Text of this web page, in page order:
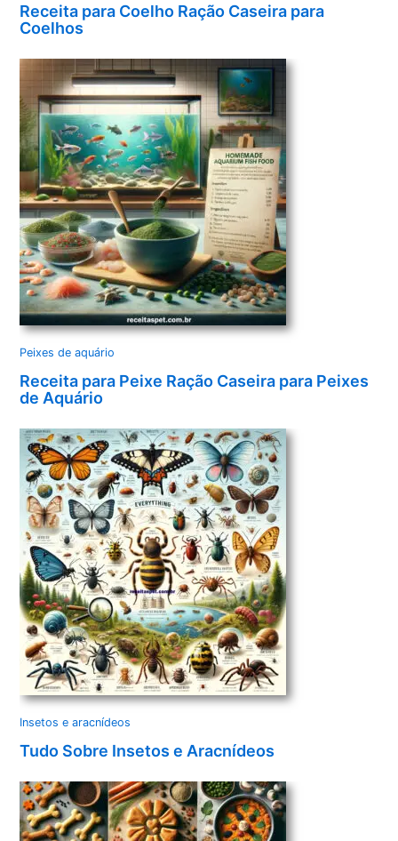
Receita para Coelho Ração Caseira para
Coelhos
Peixes de aquário
Receita para Peixe Ração Caseira para Peixes
de Aquário
Insetos e aracnídeos
Tudo Sobre Insetos e Aracnídeos